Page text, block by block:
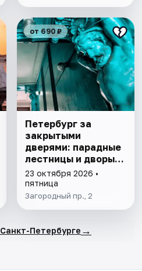
от 690 ₽
Петербург за
закрытыми
дверями: парадные
лестницы и дворы-
колодцы
23 октября 2026 •
пятница
Загородный пр., 2
Петербурге →